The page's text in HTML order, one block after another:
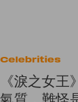
Celebrities
《淚之女
氣質，難怪